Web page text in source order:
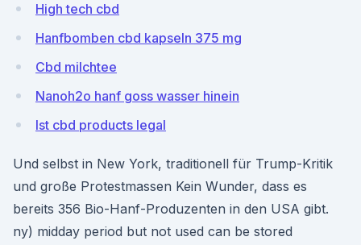
High tech cbd
Hanfbomben cbd kapseln 375 mg
Cbd milchtee
Nanoh2o hanf goss wasser hinein
Ist cbd products legal
Und selbst in New York, traditionell für Trump-Kritik
und große Protestmassen Kein Wunder, dass es
bereits 356 Bio-Hanf-Produzenten in den USA gibt.
ny) midday period but not used can be stored